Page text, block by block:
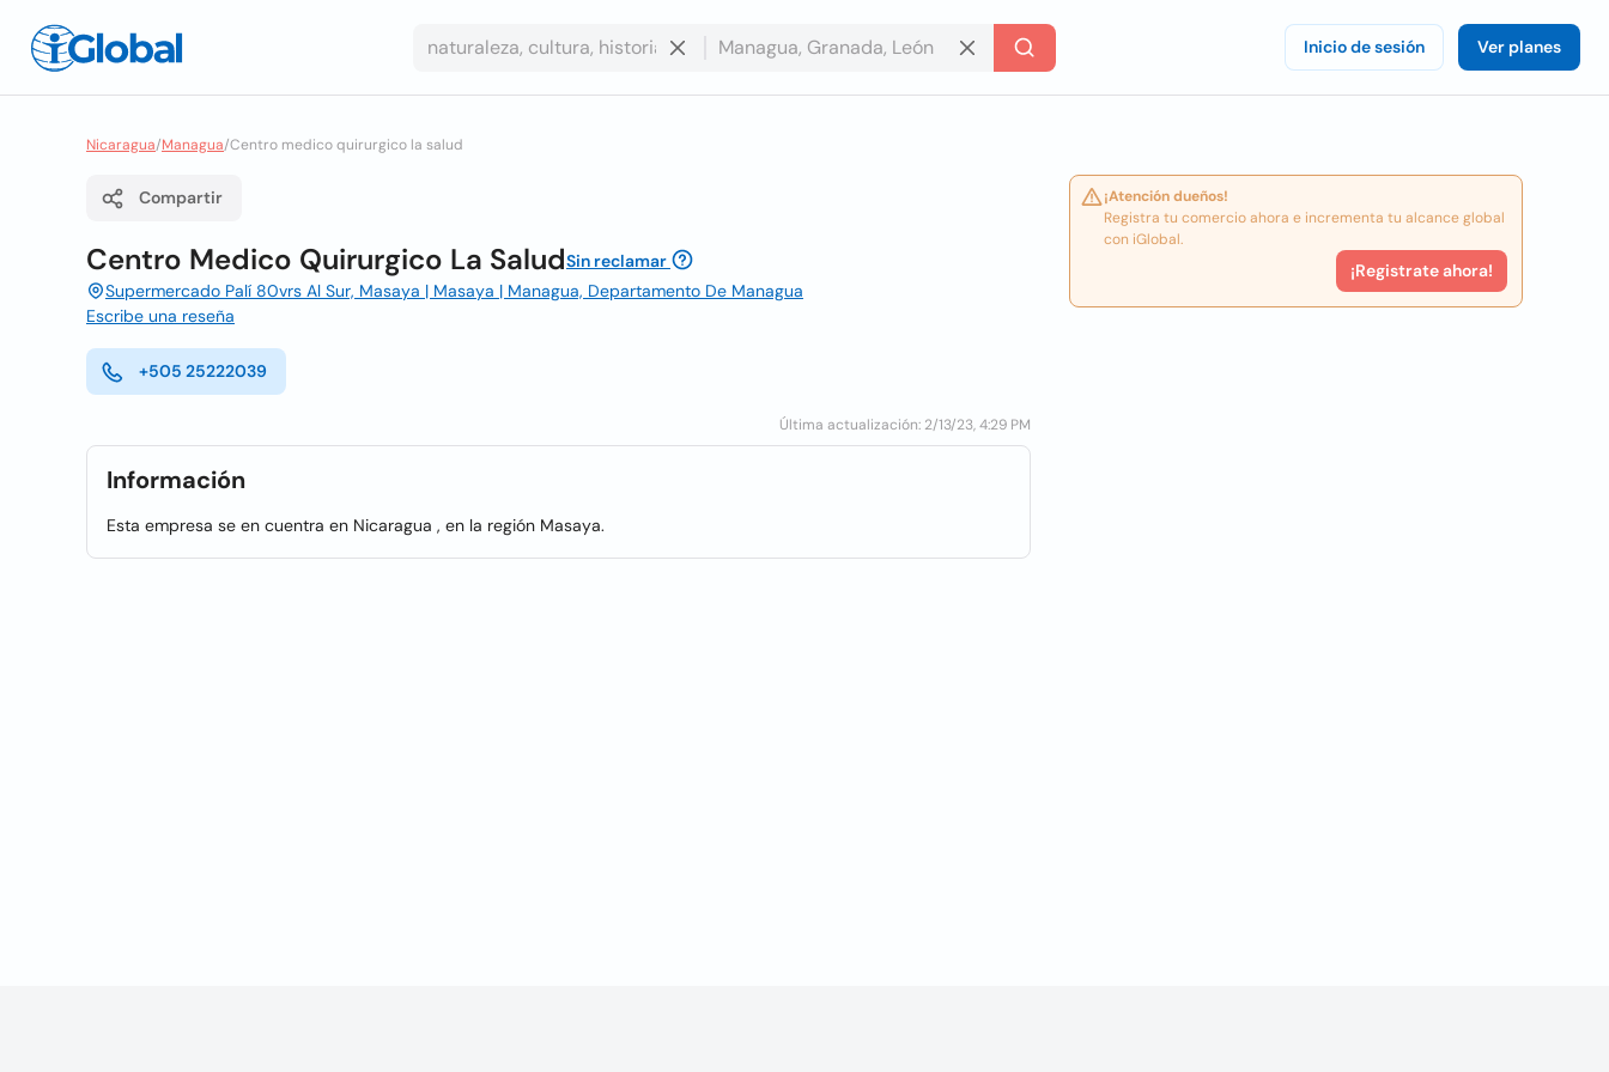
Inicio de sesión Ver planes
Nicaragua/Managua/Centro medico quirurgico la salud
Compartir
Centro Medico Quirurgico La SaludSin reclamar
Supermercado Palí 80vrs Al Sur, Masaya | Masaya | Managua, Departamento De Managua
Escribe una reseña
+505 25222039
Última actualización: 2/13/23, 4:29 PM
Información
Esta empresa se en cuentra en Nicaragua , en la región Masaya.
¡Atención dueños!
Registra tu comercio ahora e incrementa tu alcance global
con iGlobal.
¡Registrate ahora!